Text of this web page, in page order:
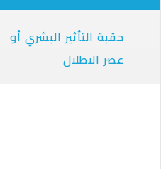
حقبة التأثير البشري أو
عصر الاطلال